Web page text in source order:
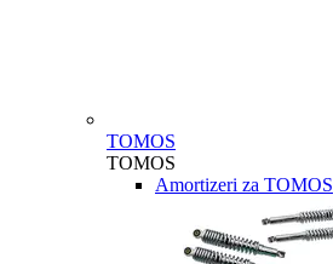
TOMOS
TOMOS
Amortizeri za TOMOS